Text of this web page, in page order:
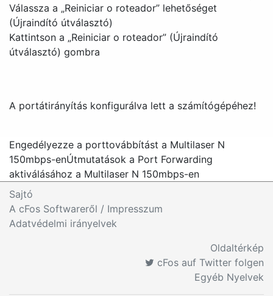
Válassza a „Reiniciar o roteador” lehetőséget
(Újraindító útválasztó)
Kattintson a „Reiniciar o roteador” (Újraindító
útválasztó) gombra
A portátirányítás konfigurálva lett a számítógépéhez!
Engedélyezze a porttovábbítást a Multilaser N
150mbps-enÚtmutatások a Port Forwarding
aktiválásához a Multilaser N 150mbps-en
Sajtó
A cFos Softwareről / Impresszum
Adatvédelmi irányelvek
Oldaltérkép
cFos auf Twitter folgen
Egyéb Nyelvek